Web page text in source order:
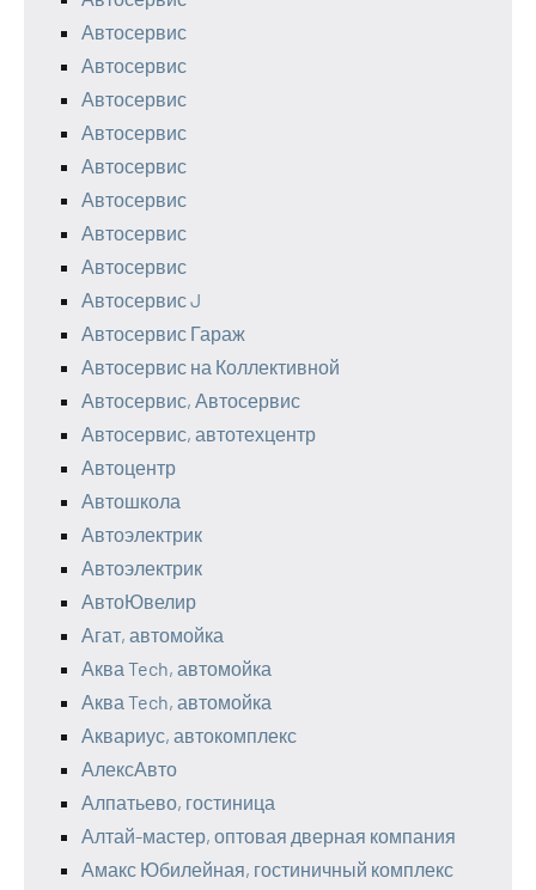
Автосервис
Автосервис
Автосервис
Автосервис
Автосервис
Автосервис
Автосервис
Автосервис
Автосервис J
Автосервис Гараж
Автосервис на Коллективной
Автосервис, Автосервис
Автосервис, автотехцентр
Автоцентр
Автошкола
Автоэлектрик
Автоэлектрик
АвтоЮвелир
Агат, автомойка
Аква Tech, автомойка
Аква Tech, автомойка
Аквариус, автокомплекс
АлексАвто
Алпатьево, гостиница
Алтай-мастер, оптовая дверная компания
Амакс Юбилейная, гостиничный комплекс